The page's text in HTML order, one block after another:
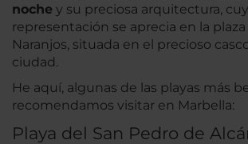
noche y su preciosa arquitectura,
representación se aprecia en la plaza
Naranjos, situada en el precioso
ciudad.
He aquí, algunas de las playas más
recomendamos visitar en Marbella:
Playa del San Pedro de